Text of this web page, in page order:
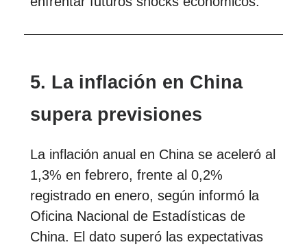
5. La inflación en China
supera previsiones
La inflación anual en China se aceleró al
1,3% en febrero, frente al 0,2%
registrado en enero, según informó la
Oficina Nacional de Estadísticas de
China. El dato superó las expectativas